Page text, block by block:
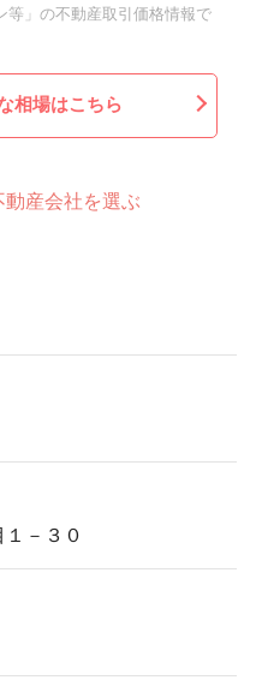
等」の不動産取引価格情報で
相場はこちら
産会社を選ぶ
－３０